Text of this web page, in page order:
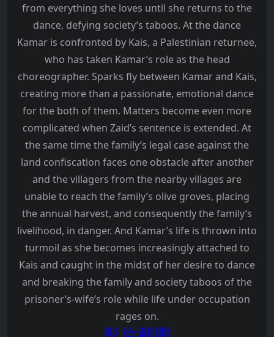
from everything she loves until she returns to the
dance, defying society’s taboos. At the dance
Kamar is confronted by Kais, a Palestinian returnee,
who has taken Kamar’s role as the head
choreographer. Sparks fly between Kamar and Kais,
creating more than a passionate, emotional dance
for the both of them. Matters become even more
complicated when Zaid’s sentence is extended. At
the same time the family’s legal case against the
land confiscation faces one obstacle after another
and the villagers from the nearby villages are
unable to reach the family’s olive groves, placing
the annual harvest, and consequently the family’s
livelihood, in danger. And Kamar’s life is thrown into
turmoil as she becomes increasingly attached to
Kais and caught in the midst of her desire to dance
and breaking the family and society taboos of the
prisoner’s-wife’s role while life under occupation
rages on.